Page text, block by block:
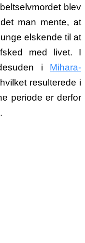
blev
man mente, at
elskende til at
med livet. I
i Mihara-
resulterede i
periode er derfor